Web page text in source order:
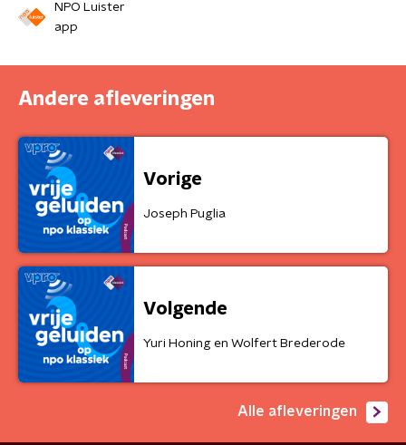
NPO Luister
app
Andere afleveringen
Vorige
Joseph Puglia
Volgende
Yuri Honing en Wolfert Brederode
Alle afleveringen